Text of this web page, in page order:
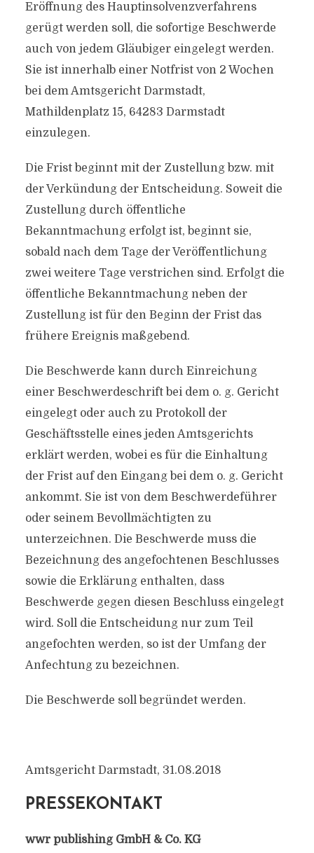
Eröffnung des Hauptinsolvenzverfahrens
gerügt werden soll, die sofortige Beschwerde
auch von jedem Gläubiger eingelegt werden.
Sie ist innerhalb einer Notfrist von 2 Wochen
bei dem Amtsgericht Darmstadt,
Mathildenplatz 15, 64283 Darmstadt
einzulegen.
Die Frist beginnt mit der Zustellung bzw. mit
der Verkündung der Entscheidung. Soweit die
Zustellung durch öffentliche
Bekanntmachung erfolgt ist, beginnt sie,
sobald nach dem Tage der Veröffentlichung
zwei weitere Tage verstrichen sind. Erfolgt die
öffentliche Bekanntmachung neben der
Zustellung ist für den Beginn der Frist das
frühere Ereignis maßgebend.
Die Beschwerde kann durch Einreichung
einer Beschwerdeschrift bei dem o. g. Gericht
eingelegt oder auch zu Protokoll der
Geschäftsstelle eines jeden Amtsgerichts
erklärt werden, wobei es für die Einhaltung
der Frist auf den Eingang bei dem o. g. Gericht
ankommt. Sie ist von dem Beschwerdeführer
oder seinem Bevollmächtigten zu
unterzeichnen. Die Beschwerde muss die
Bezeichnung des angefochtenen Beschlusses
sowie die Erklärung enthalten, dass
Beschwerde gegen diesen Beschluss eingelegt
wird. Soll die Entscheidung nur zum Teil
angefochten werden, so ist der Umfang der
Anfechtung zu bezeichnen.
Die Beschwerde soll begründet werden.
Amtsgericht Darmstadt, 31.08.2018
PRESSEKONTAKT
wwr publishing GmbH & Co. KG